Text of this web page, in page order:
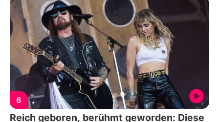
6
Reich geboren, berühmt geworden: Diese